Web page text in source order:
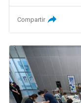
Compartir